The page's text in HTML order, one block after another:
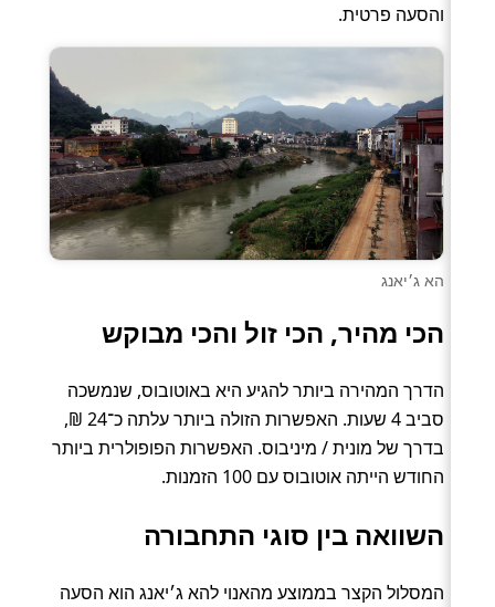
והסעה פרטית.
הא ג׳יאנג
הכי מהיר, הכי זול והכי מבוקש
הדרך המהירה ביותר להגיע היא באוטובוס, שנמשכה
סביב 4 שעות. האפשרות הזולה ביותר עלתה כ־24 ₪,
בדרך של מונית / מיניבוס. האפשרות הפופולרית ביותר
החודש הייתה אוטובוס עם 100 הזמנות.
השוואה בין סוגי התחבורה
המסלול הקצר בממוצע מהאנוי להא ג׳יאנג הוא הסעה